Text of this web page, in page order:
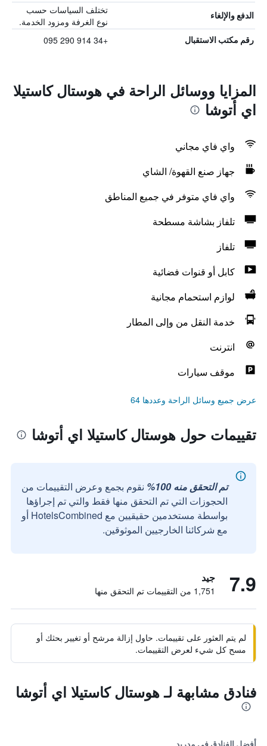
الدفع والإلغاء
تختلف السياسات حسب
نوع الغرفة ومزود الخدمة.
رقم مكتب الاستقبال +34 914 290 095
المزايا ووسائل الراحة في هوستال كاستيلا
اي أتوشا
واي فاي مجاني
جهاز صنع القهوة/ الشاي
واي فاي متوفر في جميع المناطق
تلفاز بشاشة مسطحة
تلفاز
كابل أو قنوات فضائية
لوازم استحمام مجانية
خدمة النقل من وإلى المطار
انترنت
موقف سيارات
عرض جميع وسائل الراحة وعددها 64
تقييمات حول هوستال كاستيلا اي أتوشا
تم التحقق منه 100%
نقوم بجمع وعرض التقييمات من
الحجوزات التي تم التحقق منها فقط والتي تم إجراؤها
بواسطة مستخدمين حقيقيين مع HotelsCombined أو
مع شركائنا الخارجيين الموثوقين.
7.9 جيد
1,751 من التقييمات تم التحقق منها
لم يتم العثور على تقييمات. حاول إزالة مرشح أو تغيير بحثك أو
مسح كل شيء لعرض التقييمات.
فنادق مشابهة لـ هوستال كاستيلا اي أتوشا
أفضل الفنادق في مدريد